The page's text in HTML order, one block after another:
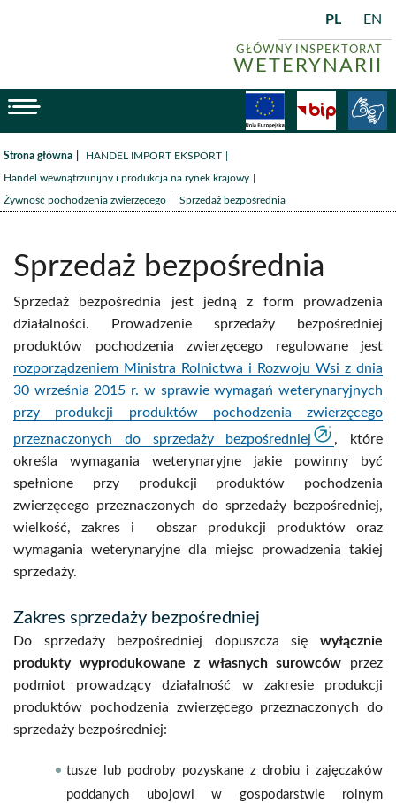
GŁÓWNY INSPEKTORAT
WETERYNARII
PL EN
BiP
Strona główna /HANDEL IMPORT EKSPORT
Handel wewnątrzunijny i produkcja na rynek krajowy
Żywność pochodzenia zwierzęcego /Sprzedaż bezpośrednia
Sprzedaż bezpośrednia
Sprzedaż bezpośrednia jest jedną z form prowadzenia
działalności. Prowadzenie sprzedaży bezpośredniej
produktów pochodzenia zwierzęcego regulowane jest
rozporządzeniem Ministra Rolnictwa i Rozwoju Wsi z dnia
30 września 2015 r. w sprawie wymagań weterynaryjnych
przy produkcji produktów pochodzenia zwierzęcego
przeznaczonych do sprzedaży bezpośredniej
, które
określa wymagania weterynaryjne jakie powinny być
spełnione przy produkcji produktów pochodzenia
zwierzęcego przeznaczonych do sprzedaży bezpośredniej,
wielkość, zakres i obszar produkcji produktów oraz
wymagania weterynaryjne dla miejsc prowadzenia takiej
sprzedaży.
Zakres sprzedaży bezpośredniej
Do sprzedaży bezpośredniej dopuszcza się wyłącznie
produkty wyprodukowane z własnych surowców przez
podmiot prowadzący działalność w zakresie produkcji
produktów pochodzenia zwierzęcego przeznaczonych do
sprzedaży bezpośredniej:
tusze lub podroby pozyskane z drobiu i zajęczaków
poddanych ubojowi w gospodarstwie rolnym